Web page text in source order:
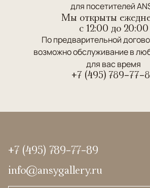
для посетителей
Мы открыты
c 12:00 до 20:00
По предварительной
возможно обслуживание в
для вас время
+7 (495) 789-77-
+7 (495) 789-77-89
info@ansygallery.ru